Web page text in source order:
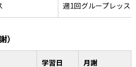
週1回グループレッス
学習日 月謝